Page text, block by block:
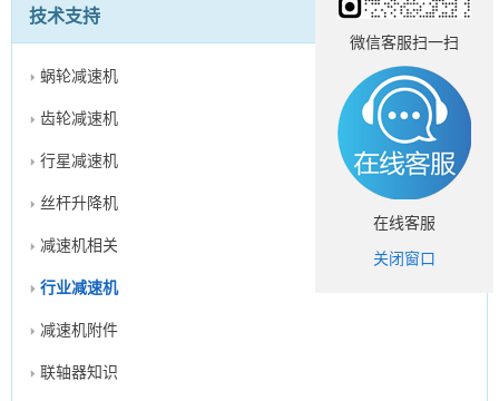
技术支持
蜗轮减速机
齿轮减速机
行星减速机
丝杆升降机
减速机相关
行业减速机
减速机附件
联轴器知识
微信客服扫一扫
在线客服
关闭窗口